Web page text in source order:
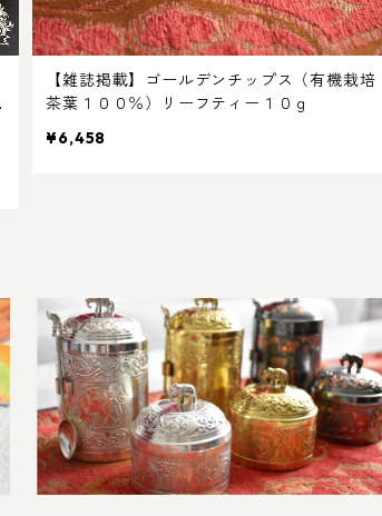
【雑誌掲載】ゴールデンチップス（有機栽培
茶葉１００％）リーフティー１０ｇ
¥6,458